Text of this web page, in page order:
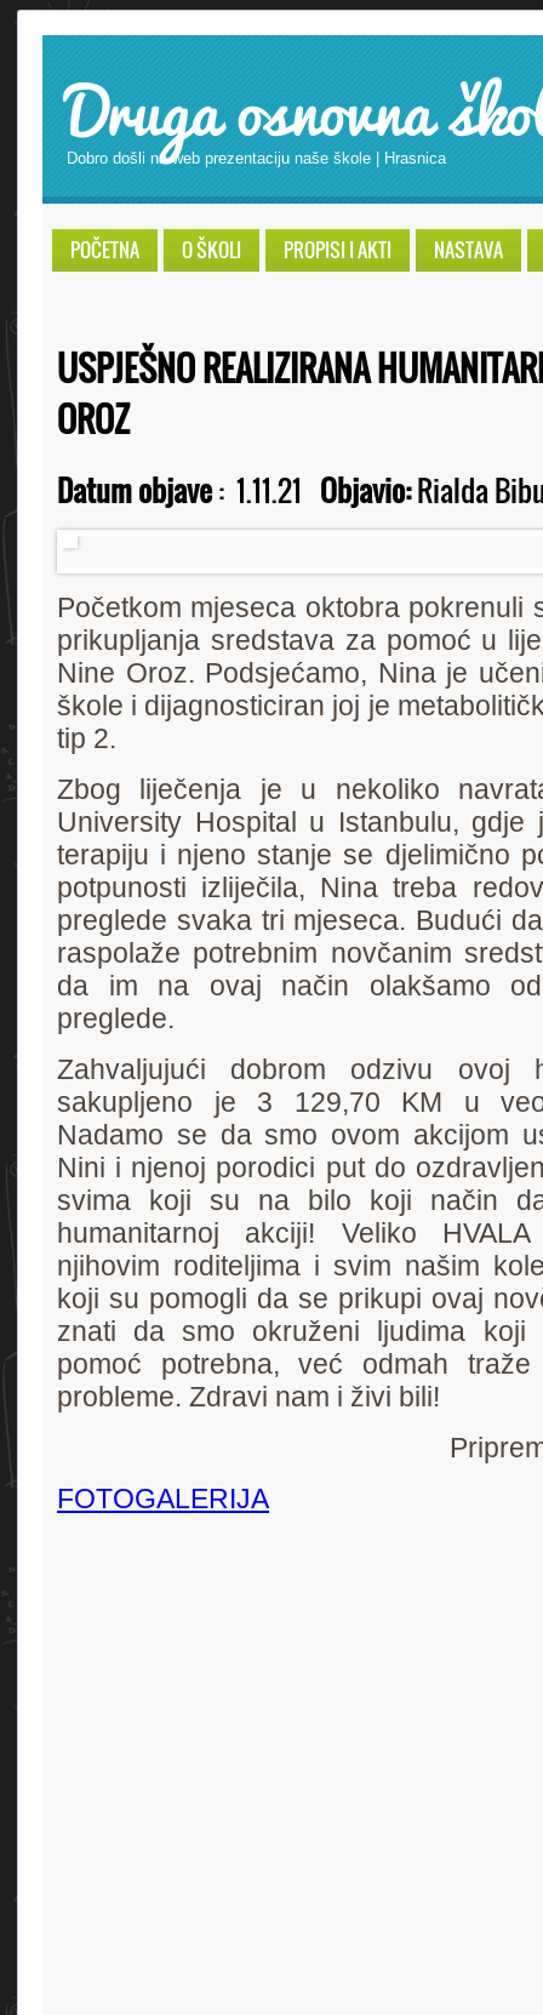
Druga osnovna
Dobro došli na web prezentaciju naše škole | Hrasnica
POČETNA O ŠKOLI PROPISI I AKTI NASTAVA
USPJEŠNO REALIZIRANA
OROZ
Datum objave: 1.11.21 Objavio:Rialda
Početkom mjeseca oktobra pokrenuli
prikupljanja sredstava za pomoć u
Nine Oroz. Podsjećamo, Nina je
škole i dijagnosticiran joj je
tip 2.
Zbog liječenja je u nekoliko
University Hospital u Istanbulu, gdje
terapiju i njeno stanje se djelimično
potpunosti izliječila, Nina treba
preglede svaka tri mjeseca. Budući
raspolaže potrebnim novčanim
da im na ovaj način olakšamo
preglede.
Zahvaljujući dobrom odzivu ovoj
sakupljeno je 3 129,70 KM u
Nadamo se da smo ovom akcijom
Nini i njenoj porodici put do
svima koji su na bilo koji način
humanitarnoj akciji! Veliko
njihovim roditeljima i svim našim
koji su pomogli da se prikupi ovaj
znati da smo okruženi ljudima
pomoć potrebna, već odmah
probleme. Zdravi nam i živi bili!
FOTOGALERIJA